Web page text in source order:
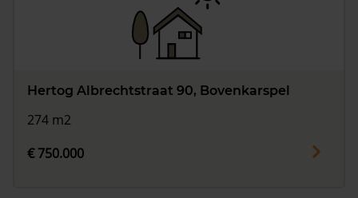
Hertog Albrechtstraat 90, Bovenkarspel
274 m2
€ 750.000